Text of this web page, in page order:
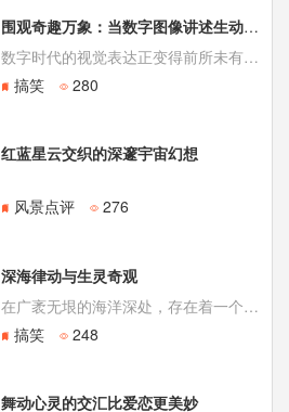
围观奇趣万象：当数字图像讲述生动故事
数字时代的视觉表达正变得前所未有的丰富与多元。从简单的静态图片到生动的动图，从像素艺术到复杂的迷因文化，这些视觉元素早已超越单纯的装饰功能，成为人们在线交流、情感表达和创意分享的核心载体。在这个领域，一张动图的力量可能远超千言万语。研究表明，在社交媒体对话中使用优质动图，可以使互动率显著提升，同时大
搞笑
280
红蓝星云交织的深邃宇宙幻想
风景点评 276
深海律动与生灵奇观
在广袤无垠的海洋深处，存在着一个生机勃勃而又充满神秘色彩的世界。这里不仅是地球上最大的生态系统，更是无数奇特生物的家园。其中，一种灵动而迅捷的海洋居民，以其独特的生存方式与优美的姿态，吸引着无数探索者的目光。 海洋生物为了适应复杂的水下环境，演化出了令人惊叹的生理结构与行为模式。它们或成群
搞笑
248
舞动心灵的交汇比爱恋更美妙